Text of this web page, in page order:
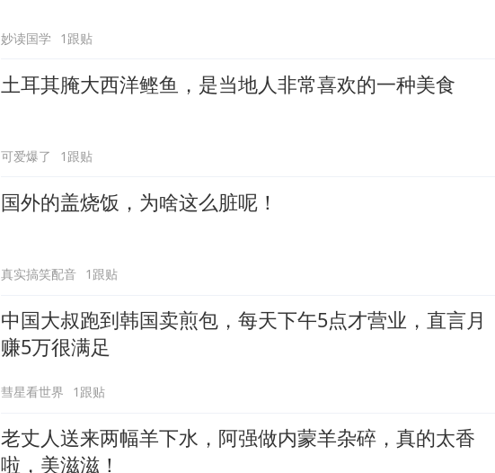
妙读国学 1跟贴
土耳其腌大西洋鲣鱼，是当地人非常喜欢的一种美食
可爱爆了 1跟贴
国外的盖烧饭，为啥这么脏呢！
真实搞笑配音 1跟贴
中国大叔跑到韩国卖煎包，每天下午5点才营业，直言月
赚5万很满足
彗星看世界 1跟贴
老丈人送来两幅羊下水，阿强做内蒙羊杂碎，真的太香
啦，美滋滋！